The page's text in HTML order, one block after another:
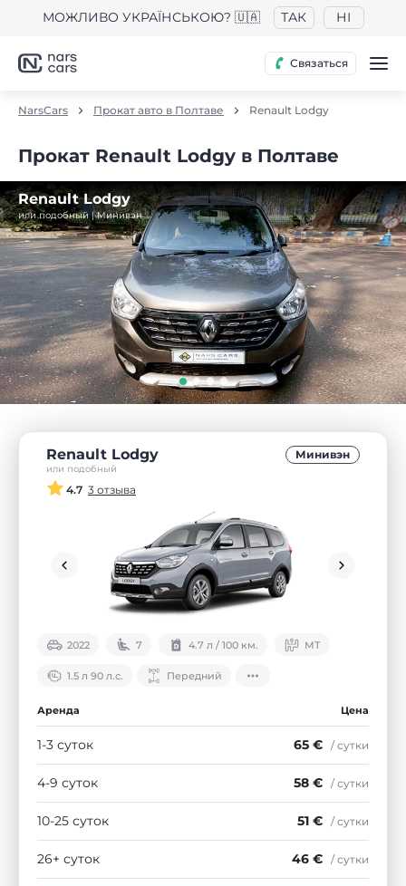
МОЖЛИВО УКРАЇНСЬКОЮ? 🇺🇦 ТАК НІ
Связаться
NarsCars Прокат авто в Полтаве Renault Lodgy
Прокат Renault Lodgy в Полтаве
Renault Lodgy
или подобный | Минивэн
Renault Lodgy
или подобный
Минивэн
4.7 3 отзыва
2022 7 4.7 л / 100 км. МТ
1.5 л 90 л.с. Передний
Аренда Цена
1-3 суток 65 € / сутки
4-9 суток 58 € / сутки
10-25 суток 51 € / сутки
26+ суток 46 € / сутки